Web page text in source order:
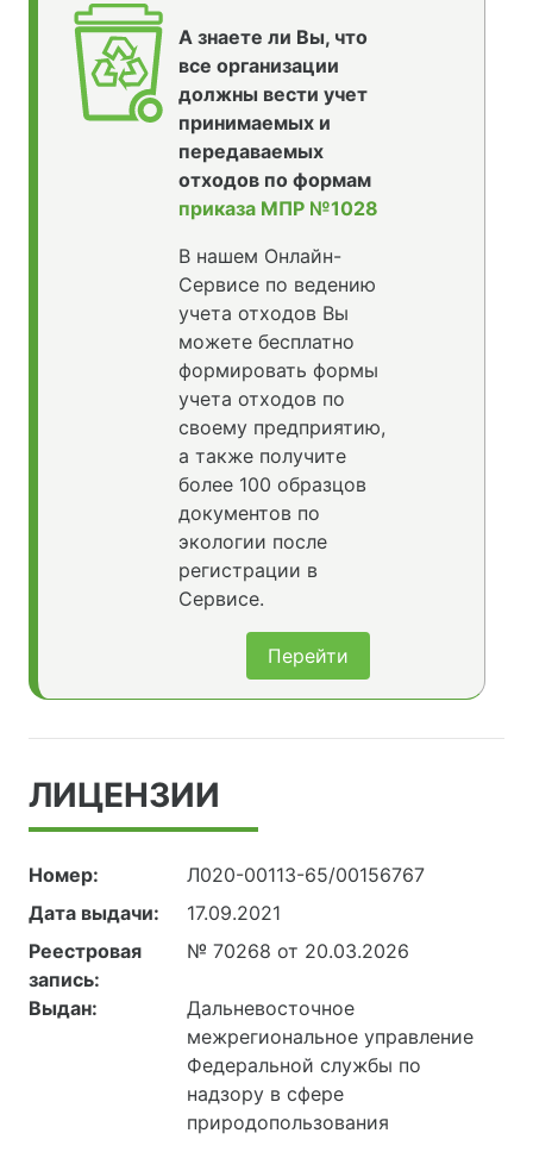
А знаете ли Вы, что
все организации
должны вести учет
принимаемых и
передаваемых
отходов по формам
приказа МПР №1028
В нашем Онлайн-
Сервисе по ведению
учета отходов Вы
можете бесплатно
формировать формы
учета отходов по
своему предприятию,
а также получите
более 100 образцов
документов по
экологии после
регистрации в
Сервисе.
Перейти
ЛИЦЕНЗИИ
Номер:
Л020-00113-65/00156767
Дата выдачи:
17.09.2021
Реестровая
запись:
№ 70268 от 20.03.2026
Выдан:
Дальневосточное
межрегиональное управление
Федеральной службы по
надзору в сфере
природопользования